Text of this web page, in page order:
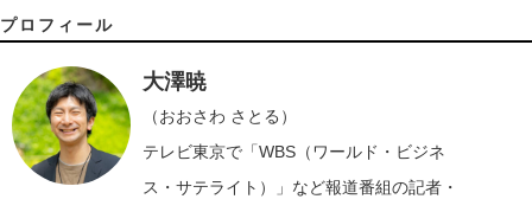
プロフィール
大澤暁
（おおさわ さとる）
テレビ東京で「WBS（ワールド・ビジネ
ス・サテライト）」など報道番組の記者・